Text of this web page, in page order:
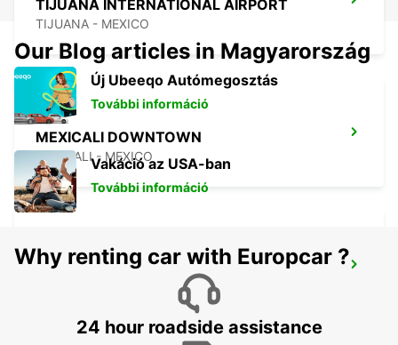
TIJUANA INTERNATIONAL AIRPORT
TIJUANA - MEXICO
MEXICALI DOWNTOWN
MEXICALI - MEXICO
MEXICALI AIRPORT
Our Blog articles in Magyarország
Új Ubeeqo Autómegosztás
További információ
Vakáció az USA-ban
További információ
Why renting car with Europcar ?
24 hour roadside assistance